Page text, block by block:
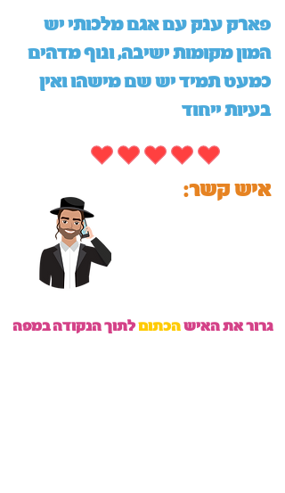
פארק ענק עם אגם מלכותי יש
המון מקומות ישיבה, ונוף מדהים
כמעט תמיד יש שם מישהו ואין
בעיות ייחוד
:איש קשר
גרור את האישהכתוםלתוך הנקודה במפה